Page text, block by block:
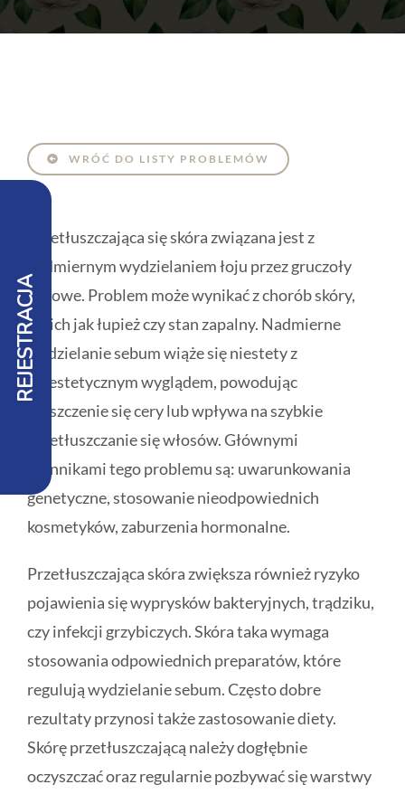
WRÓĆ DO LISTY PROBLEMÓW
Przetłuszczająca się skóra związana jest z
nadmiernym wydzielaniem łoju przez gruczoły
potowe. Problem może wynikać z chorób skóry,
takich jak łupież czy stan zapalny. Nadmierne
wydzielanie sebum wiąże się niestety z
nieestetycznym wyglądem, powodując
błyszczenie się cery lub wpływa na szybkie
przetłuszczanie się włosów. Głównymi
czynnikami tego problemu są: uwarunkowania
genetyczne, stosowanie nieodpowiednich
kosmetyków, zaburzenia hormonalne.
Przetłuszczająca skóra zwiększa również ryzyko
pojawienia się wyprysków bakteryjnych, trądziku,
czy infekcji grzybiczych. Skóra taka wymaga
stosowania odpowiednich preparatów, które
regulują wydzielanie sebum. Często dobre
rezultaty przynosi także zastosowanie diety.
Skórę przetłuszczającą należy dogłębnie
oczyszczać oraz regularnie pozbywać się warstwy
REJESTRACJA